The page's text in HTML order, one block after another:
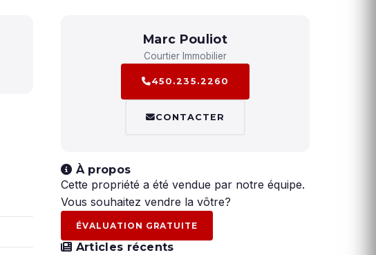
Marc Pouliot
Courtier Immobilier
450.235.2260
CONTACTER
À propos
Cette propriété a été vendue par notre équipe.
Vous souhaitez vendre la vôtre?
ÉVALUATION GRATUITE
Articles récents